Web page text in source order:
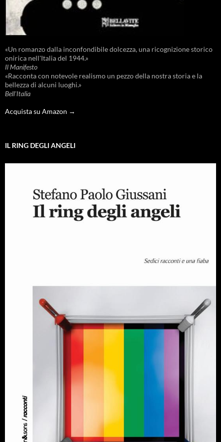
«Un romanzo dalla inconfondibile dolcezza, una ricognizione storico
onirica nell'Italia del 1944.»
Il Manifesto
«Racconta con notevole realismo un pezzo della nostra storia e la
bellezza di alcuni luoghi.»
Bell'Italia
Acquista su Amazon →
IL RING DEGLI ANGELI